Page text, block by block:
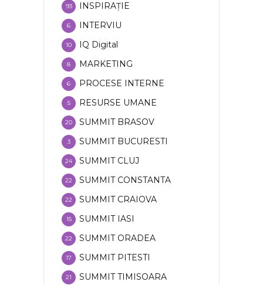
INSPIRAȚIE
93
INTERVIU
6
IQ Digital
10
MARKETING
8
PROCESE INTERNE
6
RESURSE UMANE
5
SUMMIT BRASOV
20
SUMMIT BUCURESTI
3
SUMMIT CLUJ
24
SUMMIT CONSTANTA
22
SUMMIT CRAIOVA
22
SUMMIT IASI
15
SUMMIT ORADEA
22
SUMMIT PITESTI
17
SUMMIT TIMISOARA
21